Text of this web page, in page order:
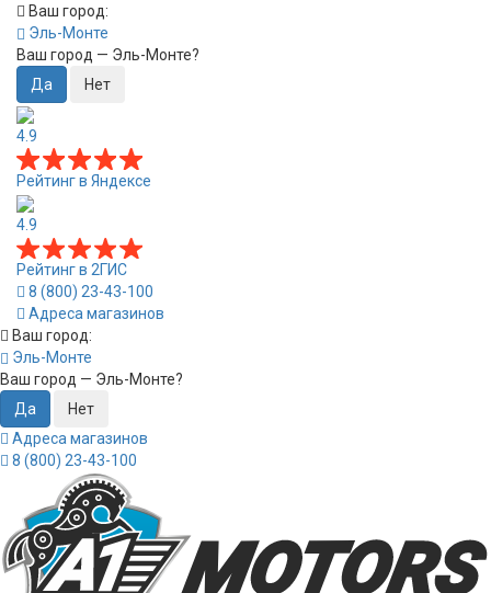
Ваш город:
Эль-Монте
Ваш город — Эль-Монте?
4.9
Рейтинг в Яндексе
4.9
Рейтинг в 2ГИС
8 (800) 23-43-100
Адреса магазинов
Ваш город:
Эль-Монте
Ваш город — Эль-Монте?
Адреса магазинов
8 (800) 23-43-100